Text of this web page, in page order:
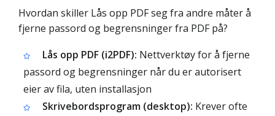
Hvordan skiller Lås opp PDF seg fra andre måter å
fjerne passord og begrensninger fra PDF på?
Lås opp PDF (i2PDF): Nettverktøy for å fjerne
passord og begrensninger når du er autorisert
eier av fila, uten installasjon
Skrivebordsprogram (desktop): Krever ofte